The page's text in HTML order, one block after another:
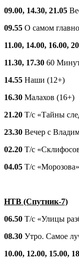
09.00, 14.30, 21.05
09.55 О самом
11.00, 14.00, 16.00,
11.30, 17.30 60
14.55 Наши (12+)
16.30 Малахов (16+)
21.20 Т/с «Тайны
23.30 Вечер с
02.20 Т/с
04.05 Т/с
НТВ (Спутник-7)
06.50 Т/с «Улицы
08.30 Утро. Самое
10.00, 12.00, 15.00,